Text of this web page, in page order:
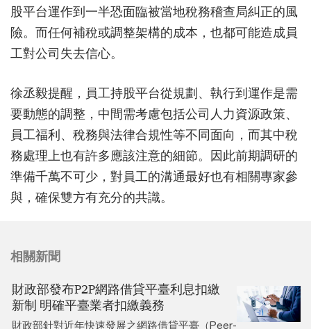
股平台運作到一半恐面臨被當地稅務稽查局糾正的風
險。而任何補稅或調整架構的成本，也都可能造成員
工對公司失去信心。
徐丞毅提醒，員工持股平台從規劃、執行到運作是需
要動態的調整，中間需考慮包括公司人力資源政策、
員工福利、稅務與法律合規性等不同面向，而其中稅
務處理上也有許多應該注意的細節。因此前期調研的
準備千萬不可少，對員工的溝通最好也有相關專家參
與，確保雙方有充分的共識。
相關新聞
財政部發布P2P網路借貸平臺利息扣繳
新制 明確平臺業者扣繳義務
財政部針對近年快速發展之網路借貸平臺（Peer-